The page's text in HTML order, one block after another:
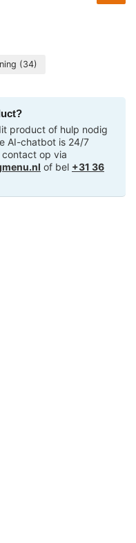
(34)
product of hulp nodig
AI-chatbot is 24/7
op via
of bel +31 36